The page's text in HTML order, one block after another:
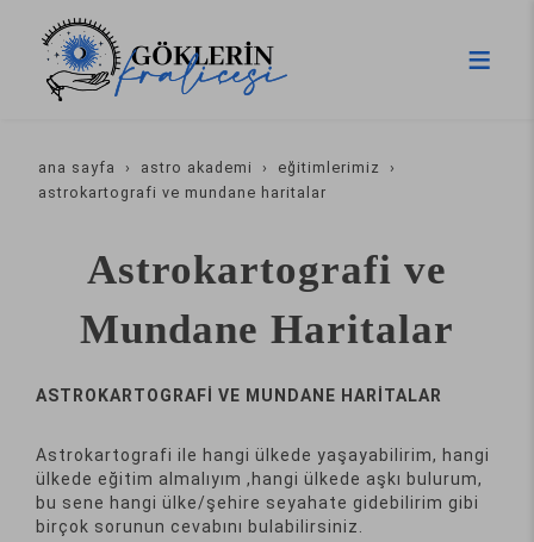
ana sayfa astro akademi
eğitimlerimiz
astrokartografi ve mundane haritalar
Astrokartografi ve
Mundane Haritalar
ASTROKARTOGRAFİ VE MUNDANE HARİTALAR
Astrokartografi ile hangi ülkede yaşayabilirim, hangi
ülkede eğitim almalıyım ,hangi ülkede aşkı bulurum,
bu sene hangi ülke/şehire seyahate gidebilirim gibi
birçok sorunun cevabını bulabilirsiniz.